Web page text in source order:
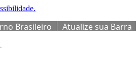
Brasileiro
Atualize sua Barra